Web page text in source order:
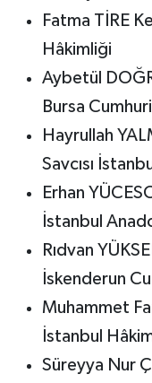
Fatma TİRE
Hâkimliği
Aybetül
Bursa
Hayrullah
Savcısı
Erhan
İstanbul
Rıdvan
İskenderun
Muhammet
İstanbul
Süreyya Nur